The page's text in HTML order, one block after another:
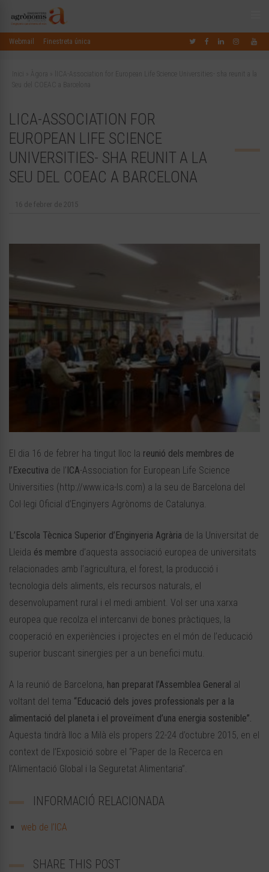
Webmail Finestreta única
Inici Àgora
lICA-Association for European Life Science Universities- sha reunit a la
Seu del COEAC a Barcelona
LICA-ASSOCIATION FOR
EUROPEAN LIFE SCIENCE
UNIVERSITIES- SHA REUNIT A LA
SEU DEL COEAC A BARCELONA
16 de febrer de 2015
El dia 16 de febrer ha tingut lloc la reunió dels membres de
l’Executiva de l’ICA-Association for European Life Science
Universities (http://www.ica-ls.com) a la seu de Barcelona del
Col·legi Oficial d’Enginyers Agrònoms de Catalunya.
L’Escola Tècnica Superior d’Enginyeria Agrària de la Universitat de
Lleida és membre d’aquesta associació europea de universitats
relacionades amb l’agricultura, el forest, la producció i
tecnologia dels aliments, els recursos naturals, el
desenvolupament rural i el medi ambient. Vol ser una xarxa
europea que recolza el intercanvi de bones pràctiques, la
cooperació en experiències i projectes en el món de l’educació
superior buscant sinergies per a un benefici mutu.
A la reunió de Barcelona, han preparat l’Assemblea General al
voltant del tema “Educació dels joves professionals per a la
alimentació del planeta i el proveïment d’una energia sostenible”.
Aquesta tindrà lloc a Milà els propers 22-24 d’octubre 2015, en el
context de l’Exposició sobre el “Paper de la Recerca en
l’Alimentació Global i la Seguretat Alimentaria”.
INFORMACIÓ RELACIONADA
web de l’ICA
SHARE THIS POST